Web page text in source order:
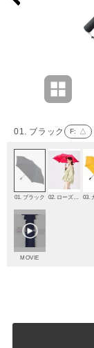
01. ブラック F: △
01. ブラック
MOVIE